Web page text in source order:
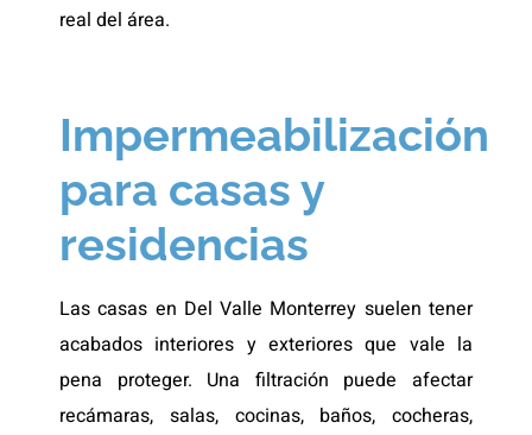
real del área.
Impermeabilización
para casas y
residencias
Las casas en Del Valle Monterrey suelen tener
acabados interiores y exteriores que vale la
pena proteger. Una filtración puede afectar
recámaras, salas, cocinas, baños, cocheras,